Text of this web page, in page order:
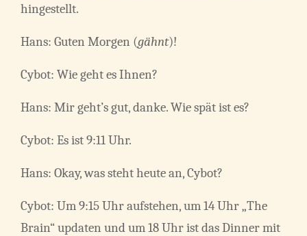
hingestellt.
Hans: Guten Morgen (gähnt)!
Cybot: Wie geht es Ihnen?
Hans: Mir geht’s gut, danke. Wie spät ist es?
Cybot: Es ist 9:11 Uhr.
Hans: Okay, was steht heute an, Cybot?
Cybot: Um 9:15 Uhr aufstehen, um 14 Uhr „The
Brain“ updaten und um 18 Uhr ist das Dinner mit